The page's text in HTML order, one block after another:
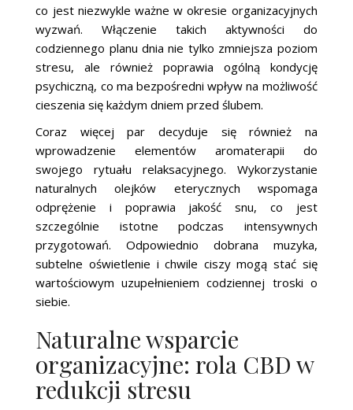
co jest niezwykle ważne w okresie organizacyjnych
wyzwań. Włączenie takich aktywności do
codziennego planu dnia nie tylko zmniejsza poziom
stresu, ale również poprawia ogólną kondycję
psychiczną, co ma bezpośredni wpływ na możliwość
cieszenia się każdym dniem przed ślubem.
Coraz więcej par decyduje się również na
wprowadzenie elementów aromaterapii do
swojego rytuału relaksacyjnego. Wykorzystanie
naturalnych olejków eterycznych wspomaga
odprężenie i poprawia jakość snu, co jest
szczególnie istotne podczas intensywnych
przygotowań. Odpowiednio dobrana muzyka,
subtelne oświetlenie i chwile ciszy mogą stać się
wartościowym uzupełnieniem codziennej troski o
siebie.
Naturalne wsparcie
organizacyjne: rola CBD w
redukcji stresu